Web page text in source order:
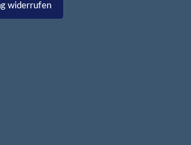
widerrufen